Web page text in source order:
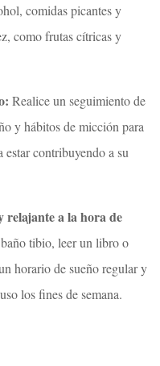
comidas picantes y
como frutas cítricas y
Realice un seguimiento de
y hábitos de micción para
contribuyendo a su
relajante a la hora de
tibio, leer un libro o
horario de sueño regular y
los fines de semana.